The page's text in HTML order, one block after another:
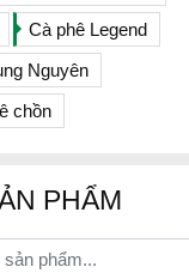
như hình trên)
kết date mới
phẩm.
Cà phê Legend
Nguyên
chồn
PHẨM